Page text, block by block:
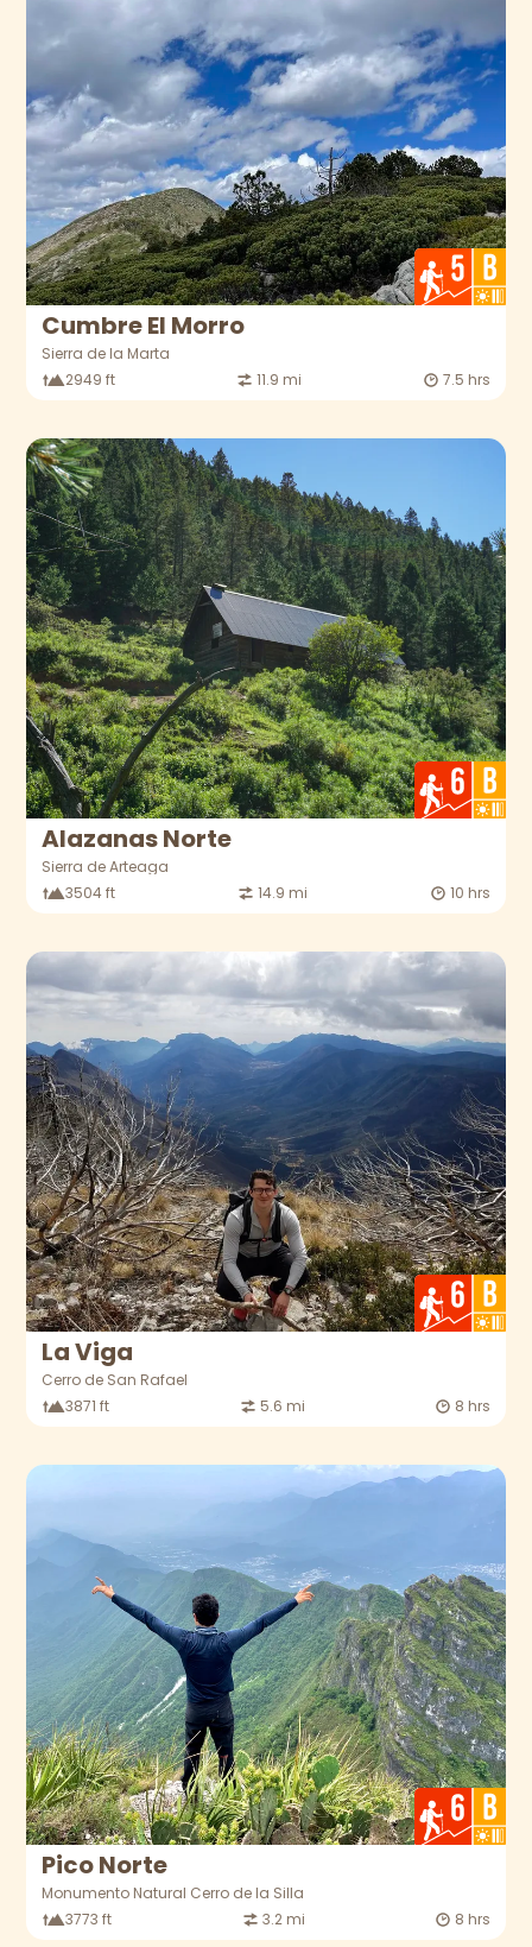
Cumbre El Morro
Sierra de la Marta
2949 ft
11.9 mi 7.5 hrs
Alazanas Norte
Sierra de Arteaga
3504 ft
14.9 mi 10 hrs
La Viga
Cerro de San Rafael
3871 ft
5.6 mi 8 hrs
Pico Norte
Monumento Natural Cerro de la Silla
3773 ft
3.2 mi 8 hrs